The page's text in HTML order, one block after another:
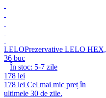
LELOPrezervative LELO HEX,
36 buc
În stoc: 5-7 zile
178 lei
178 lei Cel mai mic preț în
ultimele 30 de zile.